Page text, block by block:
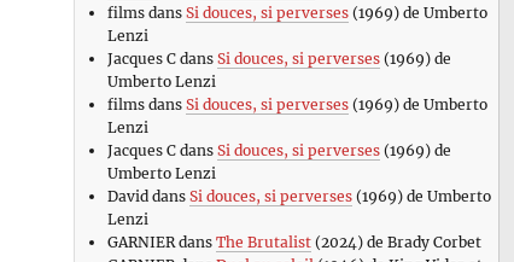
filmsdans Si douces, si perverses(1969) de Umberto
Lenzi
Jacques Cdans Si douces, si perverses(1969) de
Umberto Lenzi
filmsdans Si douces, si perverses(1969) de Umberto
Lenzi
Jacques Cdans Si douces, si perverses(1969) de
Umberto Lenzi
David dans Si douces, si perverses(1969) de Umberto
Lenzi
GARNIERdans The Brutalist(2024) de Brady Corbet